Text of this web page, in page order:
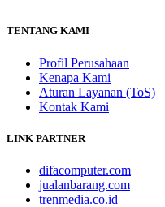
TENTANG KAMI
Profil Perusahaan
Kenapa Kami
Aturan Layanan (ToS)
Kontak Kami
LINK PARTNER
difacomputer.com
jualanbarang.com
trenmedia.co.id